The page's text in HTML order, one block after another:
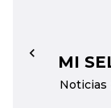
MI
Noticias
←